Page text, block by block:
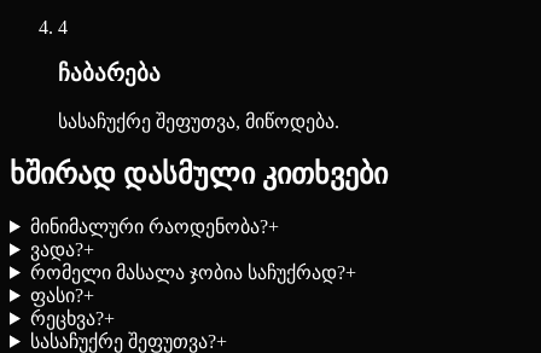
4
ჩაბარება
სასაჩუქრე შეფუთვა, მიწოდება.
ხშირად დასმული კითხვები
მინიმალური რაოდენობა?+
ვადა?+
რომელი მასალა ჯობია საჩუქრად?+
ფასი?+
რეცხვა?+
სასაჩუქრე შეფუთვა?+